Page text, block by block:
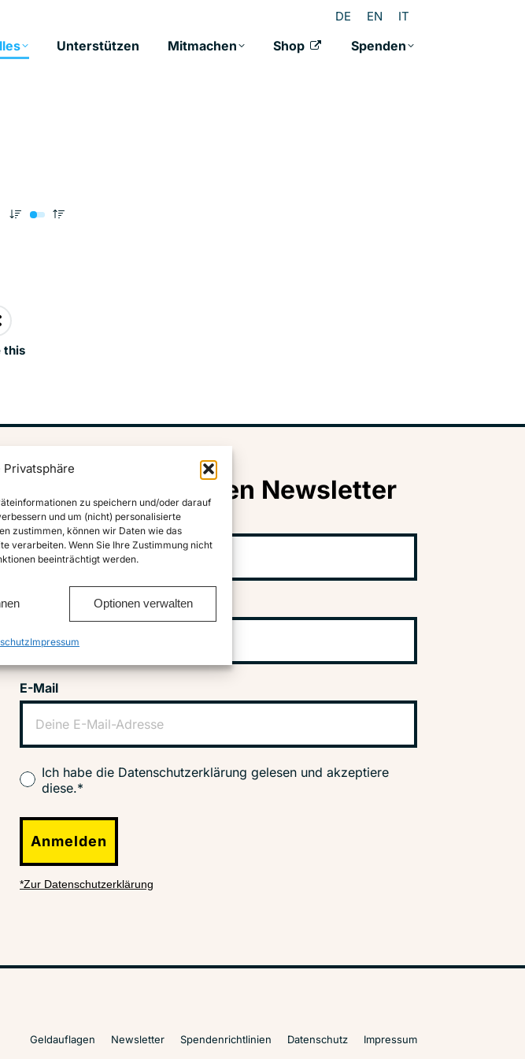
zu speichern und/oder darauf
und um (nicht) personalisierte
zustimmen, können wir Daten wie das
verarbeiten. Wenn Sie Ihre Zustimmung nicht
beeinträchtigt werden.
Optionen verwalten
Impressum
DE EN IT
Unterstützen Mitmachen Shop Spenden
this
Abonniere unseren Newsletter
Vorname
E-Mail
Ich habe die Datenschutzerklärung gelesen und akzeptiere
diese.*
Anmelden
*Zur Datenschutzerklärung
Geldauflagen Newsletter Spendenrichtlinien Datenschutz Impressum